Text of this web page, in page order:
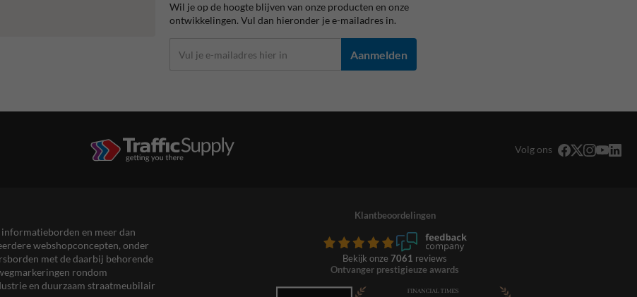
Wil je op de hoogte blijven van onze producten en onze
ontwikkelingen. Vul dan hieronder je e-mailadres in.
Aanmelden
Volg ons
en meer dan
webshopconcepten, onder
met de daarbij behorende
rondom
en duurzaam straatmeubilair
Klantbeoordelingen
Bekijk onze 7061 reviews
Ontvanger prestigieuze awards